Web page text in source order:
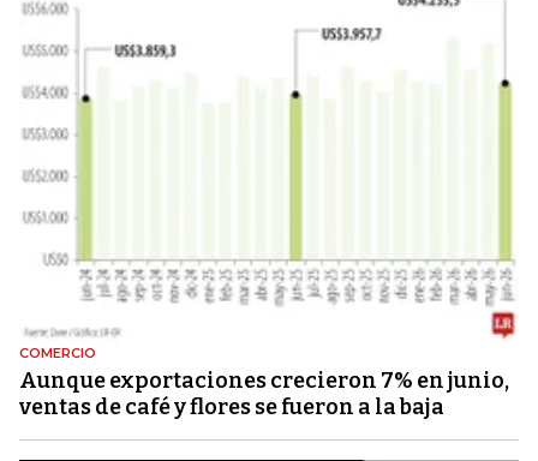
COMERCIO
Aunque exportaciones crecieron 7% en junio,
ventas de café y flores se fueron a la baja